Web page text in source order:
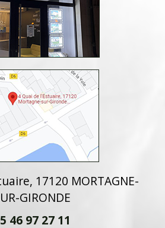
17120 MORTAGNE-
GIRONDE
46 97 27 11